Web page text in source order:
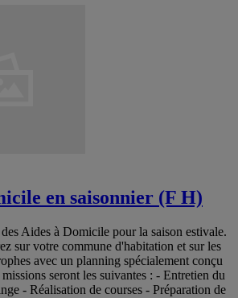
en saisonnier (F H)
Aides à Domicile pour la saison estivale.
sur votre commune d'habitation et sur les
avec un planning spécialement conçu
seront les suivantes : - Entretien du
- Réalisation de courses - Préparation de